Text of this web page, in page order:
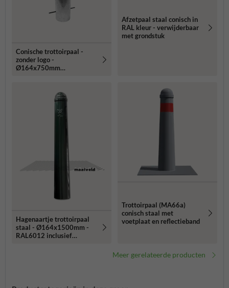
Conische trottoirpaal -
zonder logo -
Ø164x750mm
Afzetpaal staal conisch in
RAL kleur - verwijderbaar
met grondstuk
Hagenaartje trottoirpaal
staal - Ø164x1500mm -
RAL6012 inclusief
Trottoirpaal (MA66a)
conisch staal met
voetplaat en reflectieband
Meer gerelateerde producten